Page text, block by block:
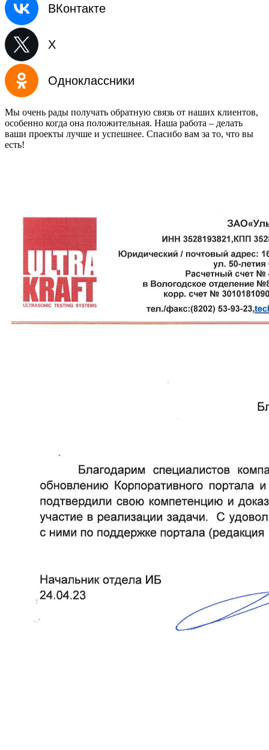
ВКонтакте
X
Одноклассники
Мы очень рады получать обратную связь от наших клиентов,
особенно когда она положительная. Наша работа – делать
ваши проекты лучше и успешнее. Спасибо вам за то, что вы
есть!